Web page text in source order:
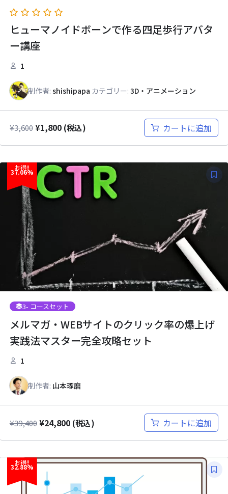
ヒューマノイドボーンで作る四足歩行アバタ
ー講座
1
制作者: shishipapa カテゴリー: 3D・アニメーション
¥3,600 ¥1,800 (税込) カートに追加
お得!!
37.06%
3- コースセット
メルマガ・WEBサイトのクリック率の爆上げ
実践法マスター完全攻略セット
1
制作者: 山本琢磨
¥39,400 ¥24,800 (税込) カートに追加
お得!!
32.88%